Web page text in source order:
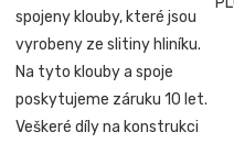
spojeny klouby, které jsou
vyrobeny ze slitiny hliníku.
Na tyto klouby a spoje
poskytujeme záruku 10 let.
Veškeré díly na konstrukci